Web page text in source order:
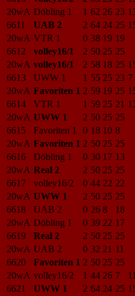
20wA Döbling 1 1 62 26 23
6611
UAB 2 2 64 24 25
20wA VTR 1 0 38 19 19
6612
volley16/1 2 50 25 25
20wA volley16/1 2 58 18 25
6613
UWW 1 1 55 25 23 7
20wA Favoriten 1 2 59 19 25
6614
VTR 1 1 59 25 21
20wA UWW 1 2 50 25 25
6615
Favoriten 1 0 18 10 8
20wA Favoriten 1 2 50 25 25
6616
Döbling 1 0 30 17 13
20wA Real 2 2 50 25 25
6617
volley16/2 0 44 22 22
20wA UWW 1 2 50 25 25
6618
UAB 2 0 26 8
18
20wA Döbling 1 0 39 22 17
6619
Real 2 2 50 25 25
20wA UAB 2 0 32 21 11
6620
Favoriten 1 2 50 25 25
20wA volley16/2 1 44 26 7
11
6621
UWW 1 2 64 24 25